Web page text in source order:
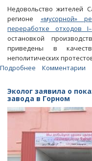
Недовольство жителей
регионе «мусорной»
переработке отходов
остановкой
приведены в
неполитических
Подробнее
констатируют
усиление
регионе
тренда
на
неполитический
Комментарии
Эколог заявила о
завода в Горном